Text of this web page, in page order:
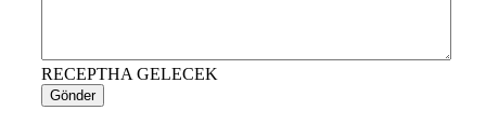
RECEPTHA GELECEK
Gönder